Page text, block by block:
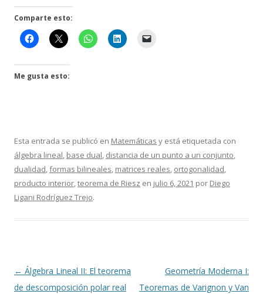
Comparte esto:
Me gusta esto:
Esta entrada se publicó en Matemáticas y está etiquetada con
álgebra lineal, base dual, distancia de un punto a un conjunto,
dualidad,formas bilineales, matrices reales, ortogonalidad,
producto interior,teorema de Riesz en julio 6, 2021 por Diego
Ligani Rodríguez Trejo.
Navegación
de
← Álgebra Lineal II: El teorema
de descomposición polar real
Geometría Moderna I:
Teoremas de Varignon y Van